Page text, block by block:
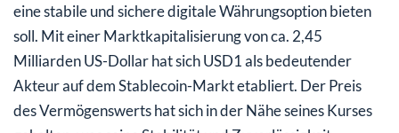
eine stabile und sichere digitale Währungsoption bieten
soll. Mit einer Marktkapitalisierung von ca. 2,45
Milliarden US-Dollar hat sich USD1 als bedeutender
Akteur auf dem Stablecoin-Markt etabliert. Der Preis
des Vermögenswerts hat sich in der Nähe seines Kurses